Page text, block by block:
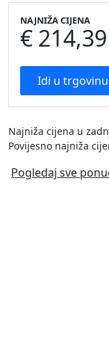
NAJNIŽA CIJENA
€ 214,39
Idi u trgovinu
Najniža cijena u
Povijesno najniža
Pogledaj sve